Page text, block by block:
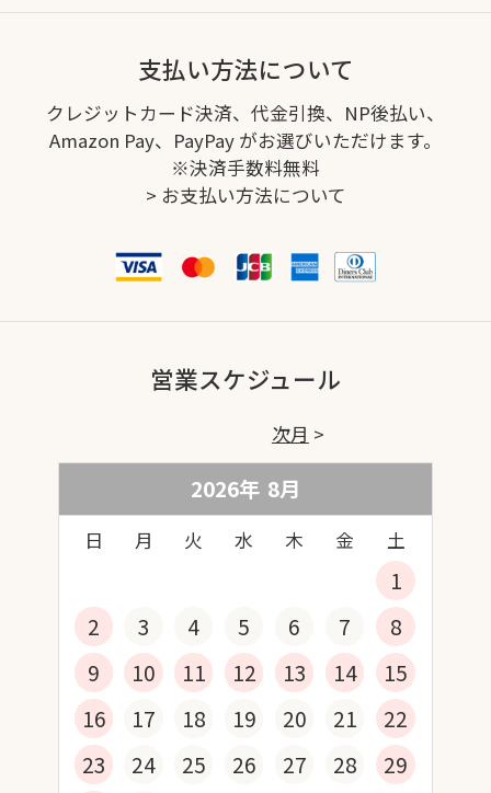
支払い方法について
クレジットカード決済、代金引換、NP後払い、
Amazon Pay、PayPay がお選びいただけます。
※決済手数料無料
> お支払い方法について
営業スケジュール
2026年 8月
日 月 火 水 木 金 土
1
2
3 4 5 6 7
8
9
10 11 12 13 14
15
16
17 18 19 20 21
22
23
24 25 26 27 28
29
次月